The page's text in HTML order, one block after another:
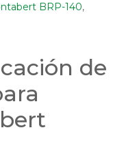
BRP-140,
de